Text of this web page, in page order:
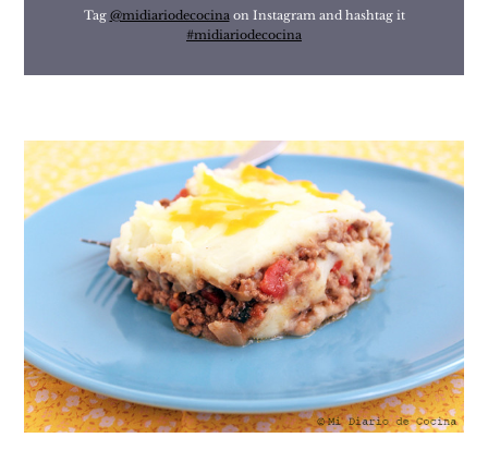
Tag @midiariodecocinaon Instagram and hashtag it
#midiariodecocina